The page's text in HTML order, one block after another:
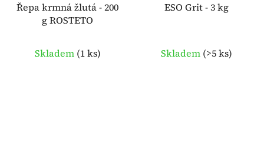
Řepa krmná žlutá - 200
g ROSTETO
Skladem (1 ks)
ESO Grit - 3 kg
Skladem (>5 ks)